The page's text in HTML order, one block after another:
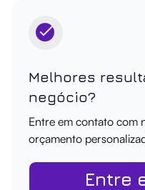
Melhores
negócio?
Entre em contato com
orçamento
Entre